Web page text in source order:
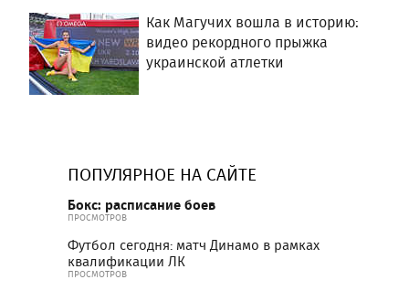
Как Магучих вошла в историю:
видео рекордного прыжка
украинской атлетки
ПОПУЛЯРНОЕ НА САЙТЕ
Бокс: расписание боев
ПРОСМОТРОВ
Футбол сегодня: матч Динамо в рамках
квалификации ЛК
ПРОСМОТРОВ